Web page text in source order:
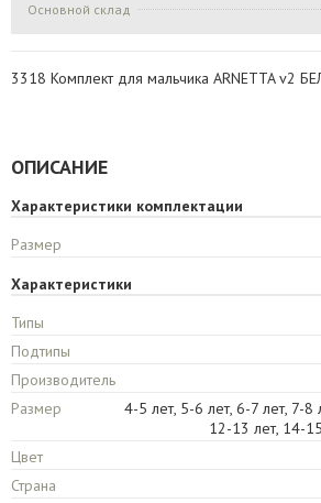
Основной склад
3318 Комплект для мальчика ARNETTA v2
ОПИСАНИЕ
Характеристики комплектации
Размер
Характеристики
Типы
Подтипы
Производитель
Размер
4-5 лет, 5-6 лет, 6-7 лет, 7-8
12-13 лет, 14-
Цвет
Страна